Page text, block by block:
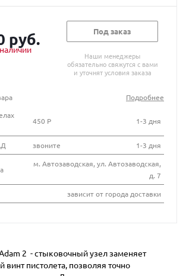
руб. Под заказ
Наши менеджеры
обязательно свяжутся с вами
и уточнят условия заказа
Подробнее
450 Р 1-3 дня
звоните 1-3 дня
м. Автозаводская, ул. Автозаводская,
д. 7
зависит от города доставки
2 - стыковочный узел заменяет
винт пистолета, позволяя точно